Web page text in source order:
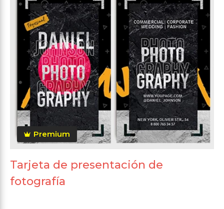
Premium
Tarjeta de presentación de
fotografía